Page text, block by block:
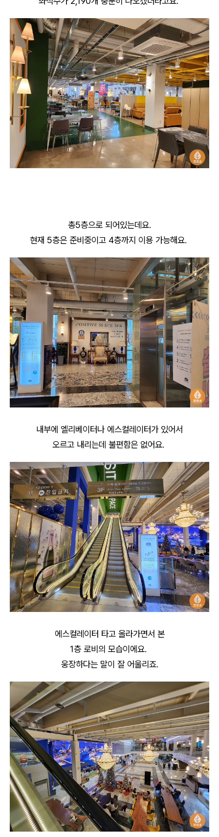
총5층으로 되어있는데요.
현재 5층은 준비중이고 4층까지 이용 가능해요.
내부에 엘리베이터나 에스컬레이터가 있어서
오르고 내리는데 불편함은 없어요.
에스컬레이터 타고 올라가면서 본
1층 로비의 모습이에요.
웅장하다는 말이 잘 어울리죠.